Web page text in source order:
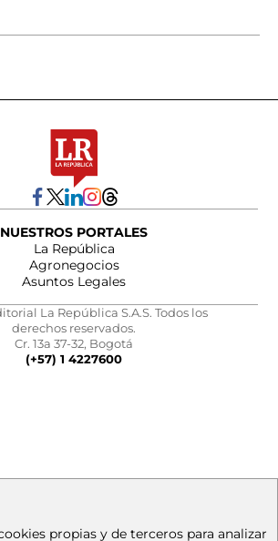
NUESTROS PORTALES
La República
Agronegocios
Asuntos Legales
La República S.A.S. Todos los
derechos reservados.
Cr. 13a 37-32, Bogotá
(+57) 1 4227600
propias y de terceros para analizar